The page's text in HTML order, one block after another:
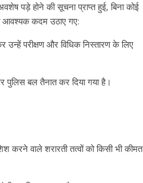
पड़े होने की सूचना प्राप्त हुई, बिना कोई
आवश्यक कदम उठाए गए:
परीक्षण और विधिक निस्तारण के लिए
पुलिस बल तैनात कर दिया गया है।
करने वाले शरारती तत्वों को किसी भी कीमत